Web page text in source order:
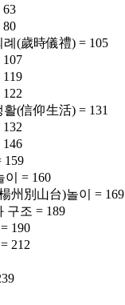
63
(歲時儀禮) = 105
(信仰生活) = 131
159
이 = 160
州別山台)놀이 = 169
구조 = 189
190
212